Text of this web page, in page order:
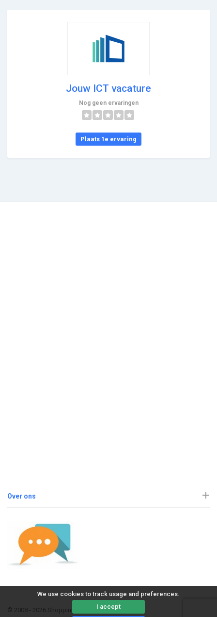
We use cookies to track usage and preferences.
I accept
Jouw ICT vacature
Nog geen ervaringen
Plaats 1e ervaring
Over ons
© 2008 - 2026 ShoppingErvaring